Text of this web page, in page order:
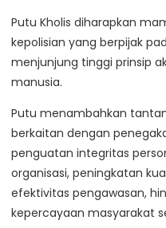
Putu Kholis diharapkan
kepolisian yang berpijak
menjunjung tinggi prinsip
manusia.
Putu menambahkan
berkaitan dengan
penguatan integritas
organisasi, peningkatan
efektivitas pengawasan,
kepercayaan masyarakat